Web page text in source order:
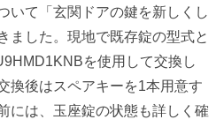
いて「玄関ドアの鍵を新しくし
ました。現地で既存錠の型式と
を使用して交換し
換後はスペアキーを1本用意す
には、玉座錠の状態も詳しく確